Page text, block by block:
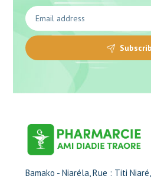
Bamako - Niaréla, Rue : Titi